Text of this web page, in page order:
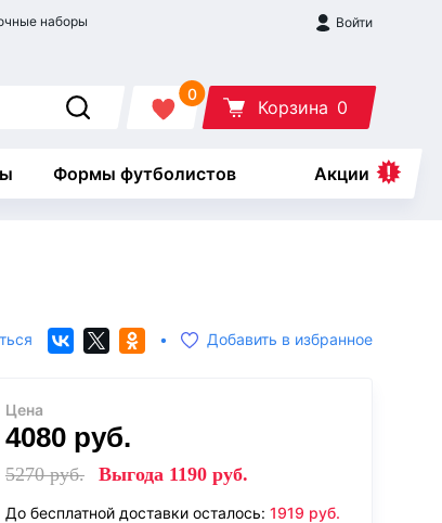
наборы Войти
0
Корзина 0
Формы футболистов Акции
• Добавить в избранное
Цена
4080 руб.
5270руб. Выгода 1190 руб.
До бесплатной доставки осталось: 1919 руб.